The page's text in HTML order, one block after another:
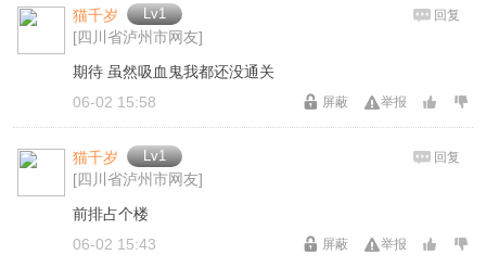
猫千岁 Lv1
[四川省泸州市网友]
回复
期待 虽然吸血鬼我都还没通关
举报
屏蔽
06-02 15:58
猫千岁 Lv1
[四川省泸州市网友]
回复
前排占个楼
举报
屏蔽
06-02 15:43